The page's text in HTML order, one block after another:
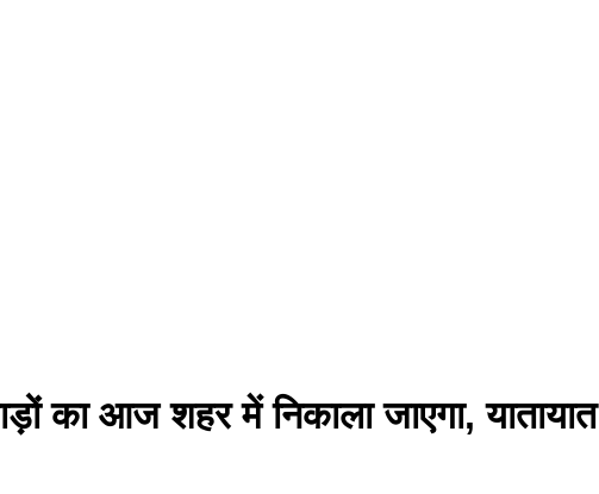
का आज शहर में निकाला जाएगा, यातायात